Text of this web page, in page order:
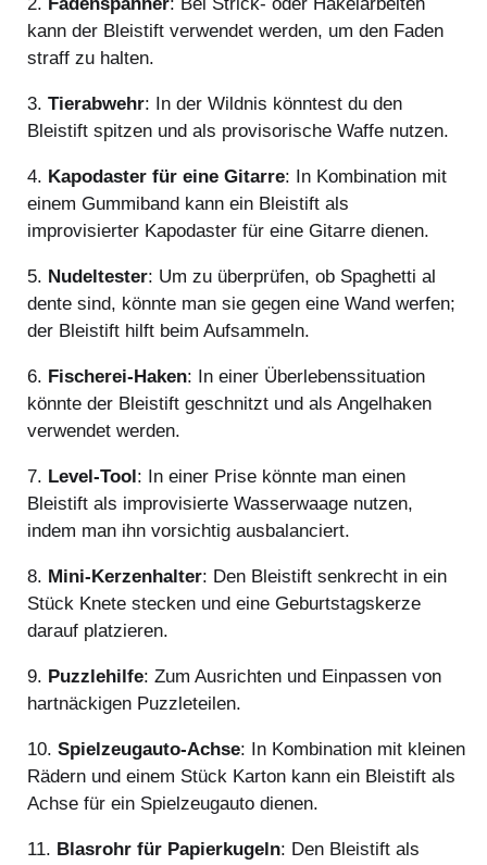
kann der Bleistift verwendet werden, um den Faden
straff zu halten.
3. Tierabwehr: In der Wildnis könntest du den
Bleistift spitzen und als provisorische Waffe nutzen.
4. Kapodaster für eine Gitarre: In Kombination mit
einem Gummiband kann ein Bleistift als
improvisierter Kapodaster für eine Gitarre dienen.
5. Nudeltester: Um zu überprüfen, ob Spaghetti al
dente sind, könnte man sie gegen eine Wand werfen;
der Bleistift hilft beim Aufsammeln.
6. Fischerei-Haken: In einer Überlebenssituation
könnte der Bleistift geschnitzt und als Angelhaken
verwendet werden.
7. Level-Tool: In einer Prise könnte man einen
Bleistift als improvisierte Wasserwaage nutzen,
indem man ihn vorsichtig ausbalanciert.
8. Mini-Kerzenhalter: Den Bleistift senkrecht in ein
Stück Knete stecken und eine Geburtstagskerze
darauf platzieren.
9. Puzzlehilfe: Zum Ausrichten und Einpassen von
hartnäckigen Puzzleteilen.
10. Spielzeugauto-Achse: In Kombination mit kleinen
Rädern und einem Stück Karton kann ein Bleistift als
Achse für ein Spielzeugauto dienen.
11. Blasrohr für Papierkugeln: Den Bleistift als